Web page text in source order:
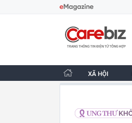
CafeBiz - Trang chủ
XÃ HỘI